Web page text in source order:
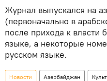
Журнал выпускался на
(первоначально в
после прихода к власти
языке, а некоторые
русском языке.
Новости Азербайджан